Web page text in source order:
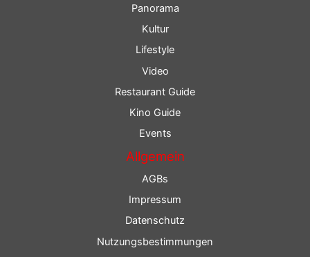
Panorama
Kultur
Lifestyle
Video
Restaurant Guide
Kino Guide
Events
Allgemein
AGBs
Impressum
Datenschutz
Nutzungsbestimmungen